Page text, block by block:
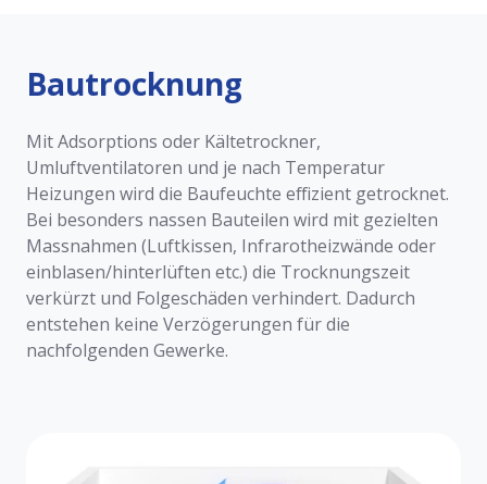
Bautrocknung
Mit Adsorptions oder Kältetrockner,
Umluftventilatoren und je nach Temperatur
Heizungen wird die Baufeuchte effizient getrocknet.
Bei besonders nassen Bauteilen wird mit gezielten
Massnahmen (Luftkissen, Infrarotheizwände oder
einblasen/hinterlüften etc.) die Trocknungszeit
verkürzt und Folgeschäden verhindert. Dadurch
entstehen keine Verzögerungen für die
nachfolgenden Gewerke.